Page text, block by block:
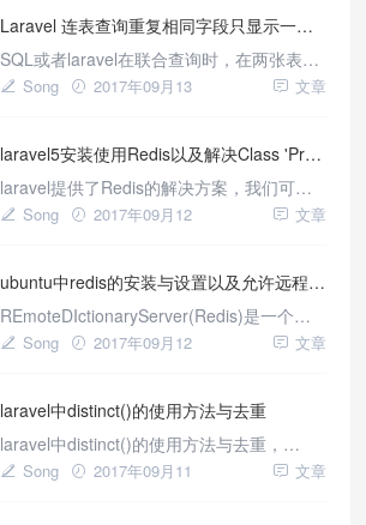
could not find driver，今天我们来系统的介
绍一下，laravel配置链接和使用
SqlServer。
Laravel 连表查询重复相同字段只显示一个字段的解决办法？
SQL或者laravel在联合查询时，在两张表都
相同字段时候，leftjoin时候如何让右表数据
段的解决办法？ 一、SQL中的解决办法（原
始表达式） sql已经提供了重复字段的解决
办法，
Song 2017年09月13 文章
laravel5安装使用Redis以及解决Class 'Predis\Client' not found错误
laravel提供了Redis的解决方案，我们可以
很容易的使用Redis，当我们开始使用的时
你还没有安装Redis，可以查看前一篇教程
[ubuntu中r
Song 2017年09月12 文章
ubuntu中redis的安装与设置以及允许远程访问
REmoteDIctionaryServer(Redis)是一个由
SalvatoreSanfilippo写的key-value存储系
安装与设置以及允许远程访问一、Redis优
势
Song 2017年09月12 文章
laravel中distinct()的使用方法与去重
laravel中distinct()的使用方法与去重，
MySQL通常使用GROUPBY(本质上是排序
Song 2017年09月11 文章